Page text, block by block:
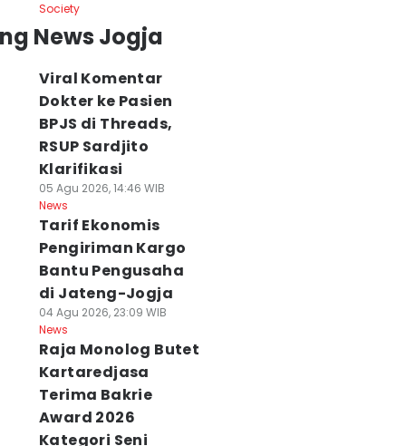
Society
News Jogja
Viral Komentar
Dokter ke Pasien
BPJS di Threads,
RSUP Sardjito
Klarifikasi
05 Agu 2026, 14:46 WIB
News
Tarif Ekonomis
Pengiriman Kargo
Bantu Pengusaha
di Jateng-Jogja
04 Agu 2026, 23:09 WIB
News
Raja Monolog Butet
Kartaredjasa
Terima Bakrie
Award 2026
Kategori Seni